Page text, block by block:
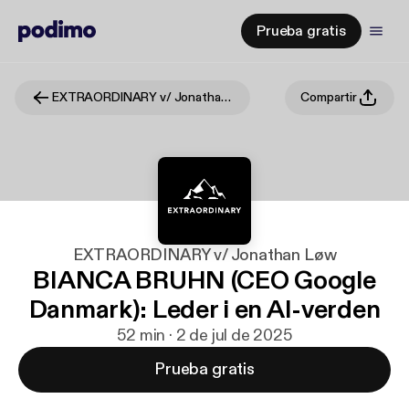
Prueba gratis
EXTRAORDINARY v/ Jonathan Løw Compartir
EXTRAORDINARY v/ Jonathan Løw
BIANCA BRUHN (CEO Google
Danmark): Leder i en AI-verden
52 min · 2 de jul de 2025
Prueba gratis